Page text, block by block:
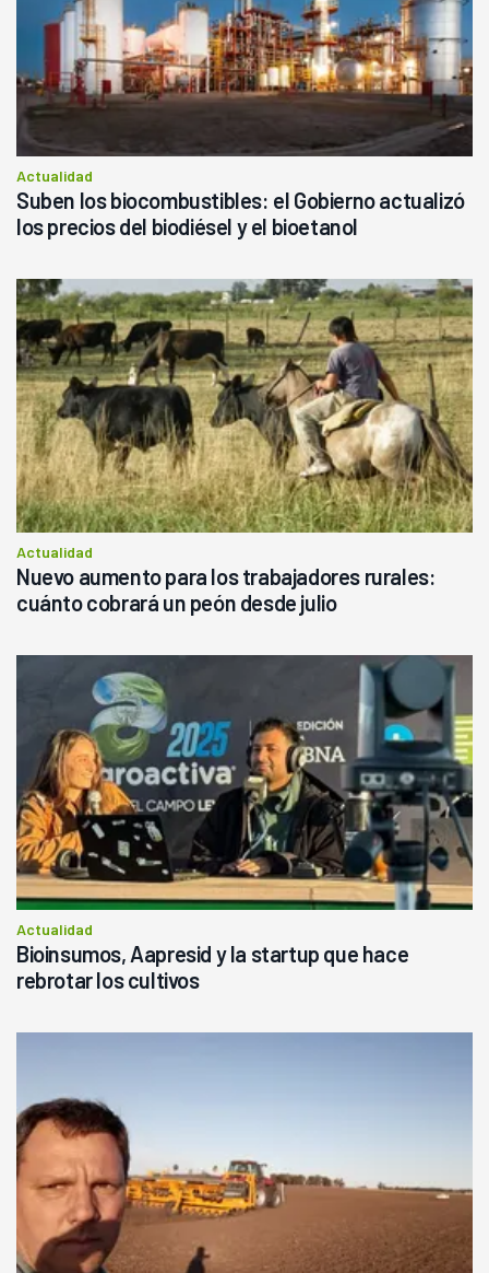
Actualidad
Suben los biocombustibles: el Gobierno actualizó
los precios del biodiésel y el bioetanol
Actualidad
Nuevo aumento para los trabajadores rurales:
cuánto cobrará un peón desde julio
Actualidad
Bioinsumos, Aapresid y la startup que hace
rebrotar los cultivos